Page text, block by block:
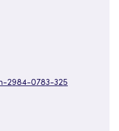
2984-0783-325